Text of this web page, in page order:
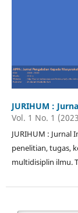
JURIHUM :
Vol. 1 No. 1
JURIHUM : Jurnal
penelitian, tugas,
multidisiplin ilmu.